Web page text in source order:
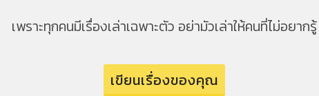
เพราะทุกคนมีเรื่องเล่าเฉพาะตัว อย่ามัวเล่าให้คนที่ไม่อยากรู้
เขียนเรื่องของคุณ